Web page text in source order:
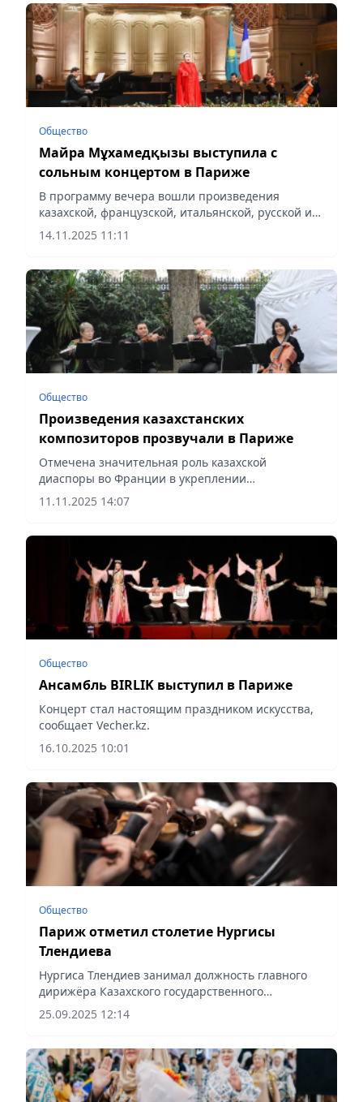
Общество
Майра Мұхамедқызы выступила с
сольным концертом в Париже
В программу вечера вошли произведения
казахской, французской, итальянской, русской и
китайской классики, сообщает Vecher.kz.
14.11.2025 11:11
Общество
Произведения казахстанских
композиторов прозвучали в Париже
Отмечена значительная роль казахской
диаспоры во Франции в укреплении
гуманитарных и культурных связей между двумя
странами, сообщает Vecher.kz.
11.11.2025 14:07
Общество
Ансамбль BIRLIK выступил в Париже
Концерт стал настоящим праздником искусства,
сообщает Vecher.kz.
16.10.2025 10:01
Общество
Париж отметил столетие Нургисы
Тлендиева
Нургиса Тлендиев занимал должность главного
дирижёра Казахского государственного
академического театра оперы и балета имени
Абая, сообщает Vecher.kz.
25.09.2025 12:14